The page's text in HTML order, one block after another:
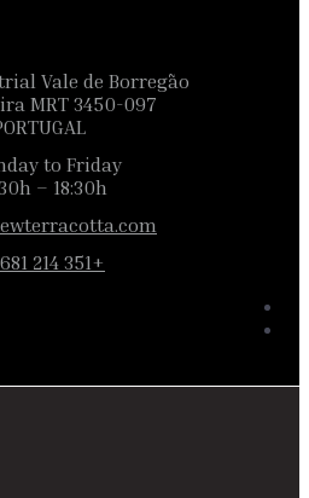
Vale de Borregão,
3450-097 Marmeleira MRT
to Friday
– 18:30h
+351 214 681 626